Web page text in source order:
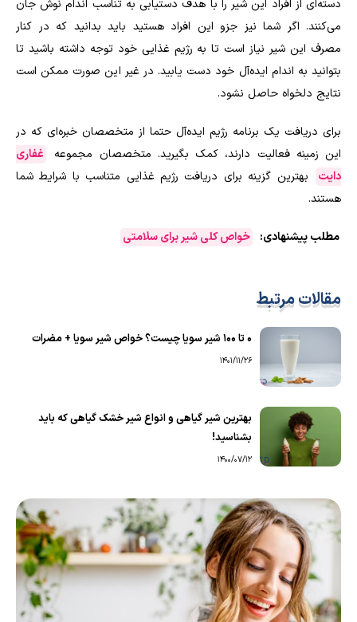
دسته‌ای از افراد این شیر را با هدف دستیابی به تناسب اندام نوش جان
می‌کنند. اگر شما نیز جزو این افراد هستید باید بدانید که در کنار
مصرف این شیر نیاز است تا به رژیم غذایی خود توجه داشته باشید تا
بتوانید به اندام ایده‌آل خود دست یابید. در غیر این صورت ممکن است
نتایج دلخواه حاصل نشود.
برای دریافت یک برنامه رژیم ایده‌آل حتما از متخصصان خبره‌ای که در
این زمینه فعالیت دارند، کمک بگیرید. متخصصان مجموعه
غفاری
دایت
بهترین گزینه برای دریافت رژیم غذایی متناسب با شرایط شما
هستند.
مطلب پیشنهادی: خواص کلی شیر برای سلامتی
مقالات مرتبط
0 تا 100 شیر سویا چیست؟ خواص شیر سویا + مضرات
1401/11/26
بهترین شیر گیاهی و انواع شیر خشک گیاهی که باید
بشناسید!
1400/07/12